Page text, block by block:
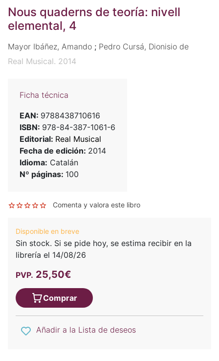
Nous quaderns de teoría: nivell
elemental, 4
Mayor Ibáñez, Amando ; Pedro Cursá, Dionisio de
Real Musical. 2014
Ficha técnica
EAN: 9788438710616
ISBN: 978-84-387-1061-6
Editorial: Real Musical
Fecha de edición: 2014
Idioma: Catalán
Nº páginas: 100
Comenta y valora este libro
Disponible en breve
Sin stock. Si se pide hoy, se estima recibir en la
librería el 14/08/26
PVP. 25,50€
Comprar
Añadir a la Lista de deseos